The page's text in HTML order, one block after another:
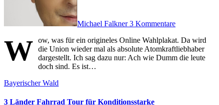
Michael Falkner3 Kommentare
W
ow, was für ein origineles Online Wahlplakat. Da wird
die Union wieder mal als absolute Atomkraftliebhaber
dargestellt. Ich sag dazu nur: Ach wie Dumm die leute
doch sind. Es ist…
Bayerischer Wald
3 Länder Fahrrad Tour für Konditionsstarke